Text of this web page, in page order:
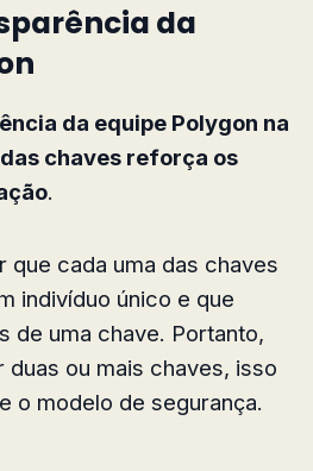
da
da equipe Polygon na
chaves reforça os
.
que cada uma das chaves
indivíduo único e que
de uma chave. Portanto,
ou mais chaves, isso
o modelo de segurança.